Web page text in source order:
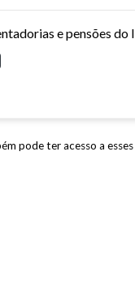
e pensões
pode ter acesso a